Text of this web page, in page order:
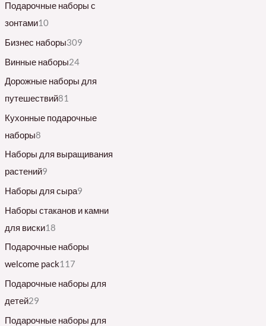
Подарочные наборы с
зонтами10
Бизнес наборы309
Винные наборы24
Дорожные наборы для
путешествий81
Кухонные подарочные
наборы8
Наборы для выращивания
растений9
Наборы для сыра9
Наборы стаканов и камни
для виски18
Подарочные наборы
welcome pack117
Подарочные наборы для
детей29
Подарочные наборы для